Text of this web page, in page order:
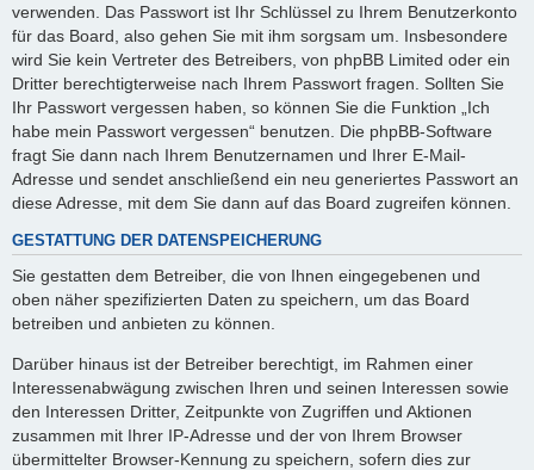
verwenden. Das Passwort ist Ihr Schlüssel zu Ihrem Benutzerkonto
für das Board, also gehen Sie mit ihm sorgsam um. Insbesondere
wird Sie kein Vertreter des Betreibers, von phpBB Limited oder ein
Dritter berechtigterweise nach Ihrem Passwort fragen. Sollten Sie
Ihr Passwort vergessen haben, so können Sie die Funktion „Ich
habe mein Passwort vergessen“ benutzen. Die phpBB-Software
fragt Sie dann nach Ihrem Benutzernamen und Ihrer E-Mail-
Adresse und sendet anschließend ein neu generiertes Passwort an
diese Adresse, mit dem Sie dann auf das Board zugreifen können.
GESTATTUNG DER DATENSPEICHERUNG
Sie gestatten dem Betreiber, die von Ihnen eingegebenen und
oben näher spezifizierten Daten zu speichern, um das Board
betreiben und anbieten zu können.
Darüber hinaus ist der Betreiber berechtigt, im Rahmen einer
Interessenabwägung zwischen Ihren und seinen Interessen sowie
den Interessen Dritter, Zeitpunkte von Zugriffen und Aktionen
zusammen mit Ihrer IP-Adresse und der von Ihrem Browser
übermittelter Browser-Kennung zu speichern, sofern dies zur